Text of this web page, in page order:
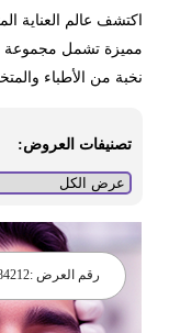
عالم العناية
تشمل مجموعة
من الأطباء
تصنيفات العروض:
رقم العرض :84212